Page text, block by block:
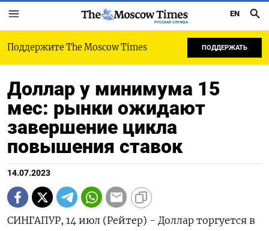
РУССКАЯ СЛУЖБА
EN
Поддержите The Moscow Times ПОДДЕРЖАТЬ
Доллар у минимума 15
мес: рынки ожидают
завершение цикла
повышения ставок
14.07.2023
СИНГАПУР, 14 июл (Рейтер) - Доллар торгуется в